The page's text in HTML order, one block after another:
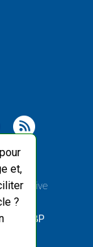
et,
?
Creative
end : ABP